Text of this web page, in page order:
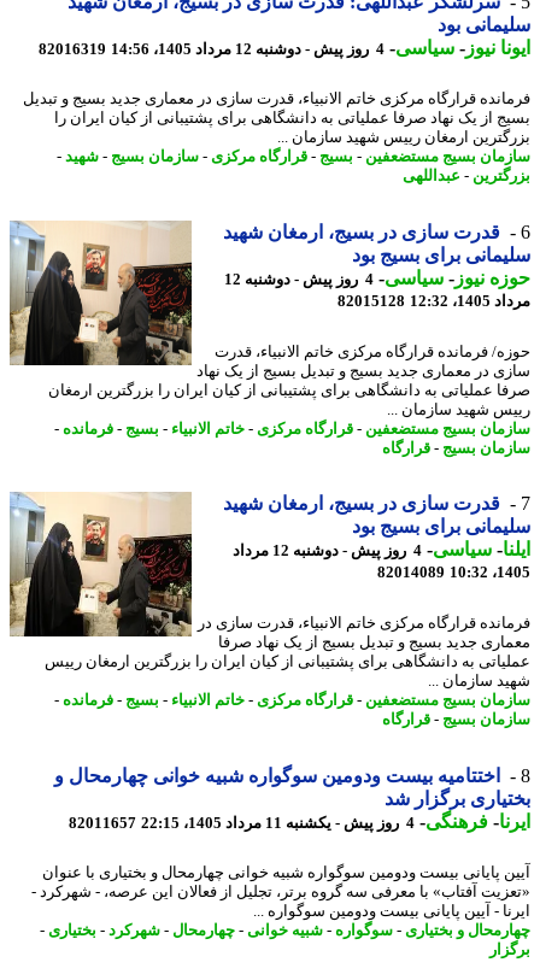
بود
نیوز-سیاسی-4 روز پیش - دوشنبه 12 مرداد 1405، 14:56 82016319
قرارگاه مرکزی خاتم الانبیاء، قدرت سازی در معماری جدید بسیج و تبدیل
از یک نهاد صرفا عملیاتی به دانشگاهی برای پشتیبانی از کیان ایران را
ارمغان رییس شهید سازمان ...
بسیج مستضعفین-بسیج-قرارگاه مرکزی - سازمان بسیج-شهید-
- عبداللهی
قدرت سازی در بسیج، ارمغان شهید
برای بسیج بود
نیوز-سیاسی-
4 روز پیش - دوشنبه 12
12:32
82015128
فرمانده قرارگاه مرکزی خاتم الانبیاء، قدرت
در معماری جدید بسیج و تبدیل بسیج از یک نهاد
عملیاتی به دانشگاهی برای پشتیبانی از کیان ایران را بزرگترین ارمغان
شهید سازمان ...
بسیج مستضعفین-قرارگاه مرکزی - خاتم الانبیاء-بسیج-فرمانده-
بسیج-قرارگاه
قدرت سازی در بسیج، ارمغان شهید
برای بسیج بود
-سیاسی-
4 روز پیش - دوشنبه 12 مرداد
82014089
قرارگاه مرکزی خاتم الانبیاء، قدرت سازی در
جدید بسیج و تبدیل بسیج از یک نهاد صرفا
به دانشگاهی برای پشتیبانی از کیان ایران را بزرگترین ارمغان رییس
سازمان ...
بسیج مستضعفین-قرارگاه مرکزی - خاتم الانبیاء-بسیج-فرمانده-
بسیج-قرارگاه
اختتامیه بیست ودومین سوگواره شبیه خوانی چهارمحال و
برگزار شد
-فرهنگی-4 روز پیش - یکشنبه 11 مرداد 1405، 22:15 82011657
پایانی بیست ودومین سوگواره شبیه خوانی چهارمحال و بختیاری با عنوان
آفتاب» با معرفی سه گروه برتر، تجلیل از فعالان این عرصه، - شهرکرد -
- آیین پایانی بیست ودومین سوگواره ...
و بختیاری- سوگواره- شبیه خوانی- چهارمحال-شهرکرد-بختیاری-